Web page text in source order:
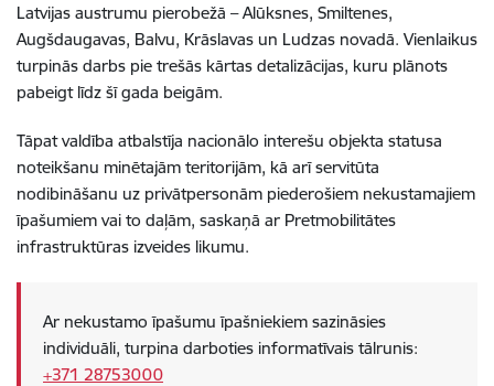
Latvijas austrumu pierobežā – Alūksnes, Smiltenes,
Augšdaugavas, Balvu, Krāslavas un Ludzas novadā. Vienlaikus
turpinās darbs pie trešās kārtas detalizācijas, kuru plānots
pabeigt līdz šī gada beigām.
Tāpat valdība atbalstīja nacionālo interešu objekta statusa
noteikšanu minētajām teritorijām, kā arī servitūta
nodibināšanu uz privātpersonām piederošiem nekustamajiem
īpašumiem vai to daļām, saskaņā ar Pretmobilitātes
infrastruktūras izveides likumu.
Ar nekustamo īpašumu īpašniekiem sazināsies
individuāli, turpina darboties informatīvais tālrunis:
+371 28753000